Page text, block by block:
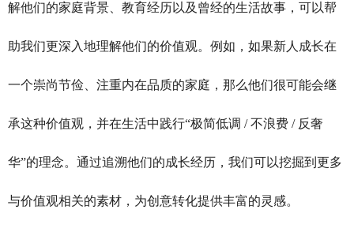
解他们的家庭背景、教育经历以及曾经的生活故事，可以帮
助我们更深入地理解他们的价值观。例如，如果新人成长在
一个崇尚节俭、注重内在品质的家庭，那么他们很可能会继
承这种价值观，并在生活中践行“极简低调 / 不浪费 / 反奢
华”的理念。通过追溯他们的成长经历，我们可以挖掘到更多
与价值观相关的素材，为创意转化提供丰富的灵感。